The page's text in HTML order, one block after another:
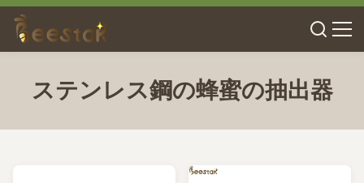
ステンレス鋼の蜂蜜の抽出器